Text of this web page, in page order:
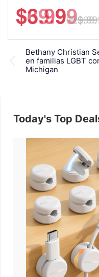
$6.99$29.99
Bethany Christian
en familias LGBT
Michigan
Today's Top